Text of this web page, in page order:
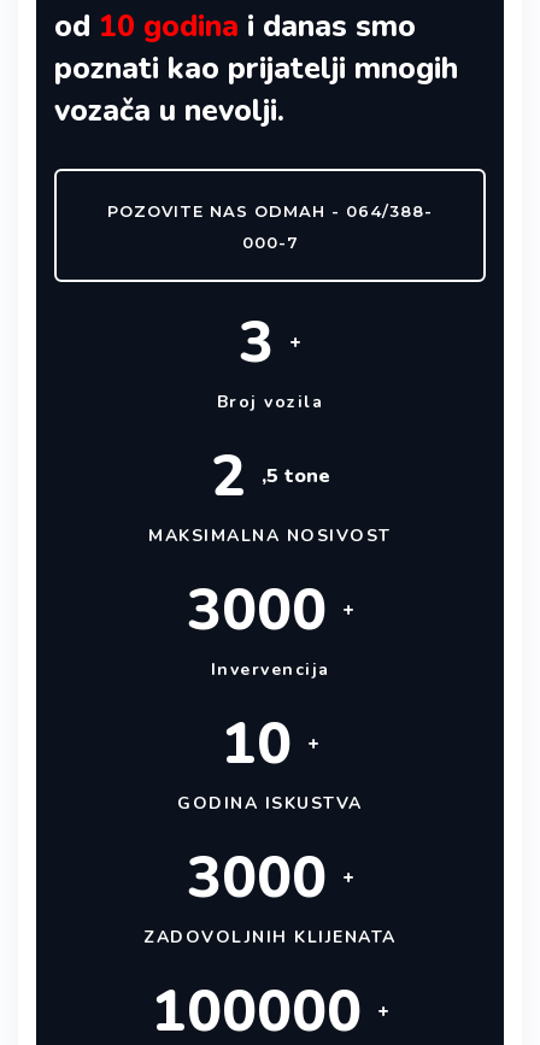
od 10 godina i danas smo
poznati kao prijatelji mnogih
vozača u nevolji.
POZOVITE NAS ODMAH - 064/388-
000-7
3 +
Broj vozila
2 ,5 tone
MAKSIMALNA NOSIVOST
3000 +
Invervencija
10 +
GODINA ISKUSTVA
3000 +
ZADOVOLJNIH KLIJENATA
100000 +